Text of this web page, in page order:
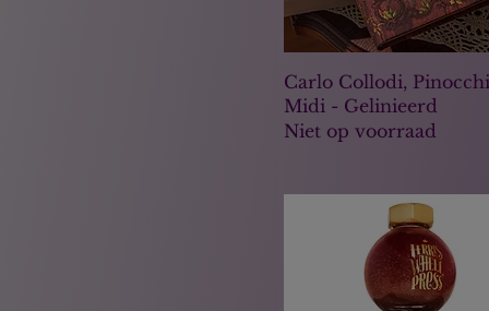
Carlo Collodi,
Midi - Gelinieerd
Niet op voorraad